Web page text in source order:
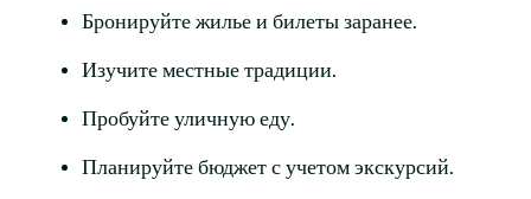
Бронируйте жилье и билеты заранее.
Изучите местные традиции.
Пробуйте уличную еду.
Планируйте бюджет с учетом экскурсий.